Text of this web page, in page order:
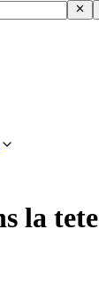
la tete